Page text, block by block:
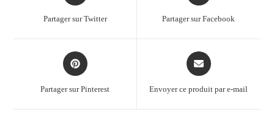
Partager sur Twitter Partager sur Facebook
Partager sur Pinterest Envoyer ce produit par e-mail